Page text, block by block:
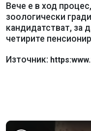
Вече е в ход
зоологически
кандидатстват, за
четирите
Източник: